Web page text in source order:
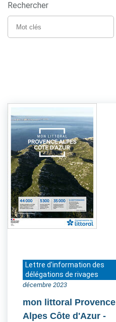
Rechercher
Lettre d'information des
délégations de rivages
décembre 2023
mon littoral Provence
Alpes Côte d'Azur -